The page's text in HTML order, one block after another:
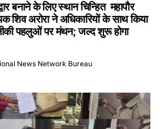
बनाने के लिए स्थान चिन्हित महापौर
शिव अरोरा ने अधिकारियों के साथ किया
पहलुओं पर मंथन; जल्द शुरू होगा
News Network Bureau